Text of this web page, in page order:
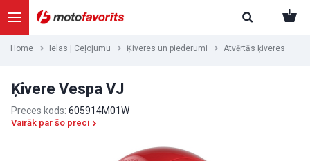
Home Ielas | Ceļojumu Ķiveres un piederumi Atvērtās ķiveres
Ķivere Vespa VJ
Preces kods: 605914M01W
Vairāk par šo preci